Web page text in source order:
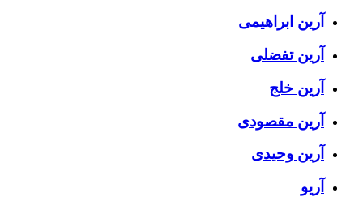
آرین ابراهیمی
آرین تفضلی
آرین خلج
آرین مقصودی
آرین وحیدی
آریو